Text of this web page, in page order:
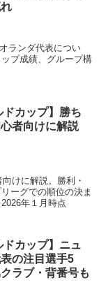
ランダ代表につい
プ成績、グループ構
ドカップ】勝ち
者向けに解説
けに解説。勝利・
ーグでの順位の決ま
年１月時点
ドカップ】ニュ
の注目選手5
ラブ・背番号も